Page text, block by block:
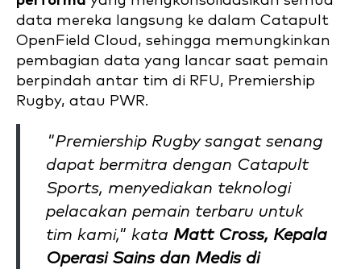
data mereka langsung ke dalam Catapult
OpenField Cloud, sehingga memungkinkan
pembagian data yang lancar saat pemain
berpindah antar tim di RFU, Premiership
Rugby, atau PWR.
"Premiership Rugby sangat senang
dapat bermitra dengan Catapult
Sports, menyediakan teknologi
pelacakan pemain terbaru untuk
tim kami," kata Matt Cross, Kepala
Operasi Sains dan Medis di